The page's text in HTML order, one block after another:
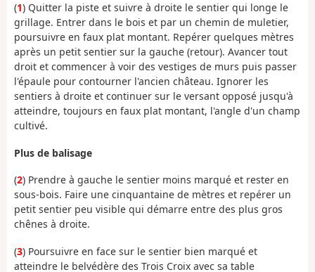
(1) Quitter la piste et suivre à droite le sentier qui longe le
grillage. Entrer dans le bois et par un chemin de muletier,
poursuivre en faux plat montant. Repérer quelques mètres
après un petit sentier sur la gauche (retour). Avancer tout
droit et commencer à voir des vestiges de murs puis passer
l'épaule pour contourner l'ancien château. Ignorer les
sentiers à droite et continuer sur le versant opposé jusqu'à
atteindre, toujours en faux plat montant, l'angle d'un champ
cultivé.
Plus de balisage
(2) Prendre à gauche le sentier moins marqué et rester en
sous-bois. Faire une cinquantaine de mètres et repérer un
petit sentier peu visible qui démarre entre des plus gros
chênes à droite.
(3) Poursuivre en face sur le sentier bien marqué et
atteindre le belvédère des Trois Croix avec sa table